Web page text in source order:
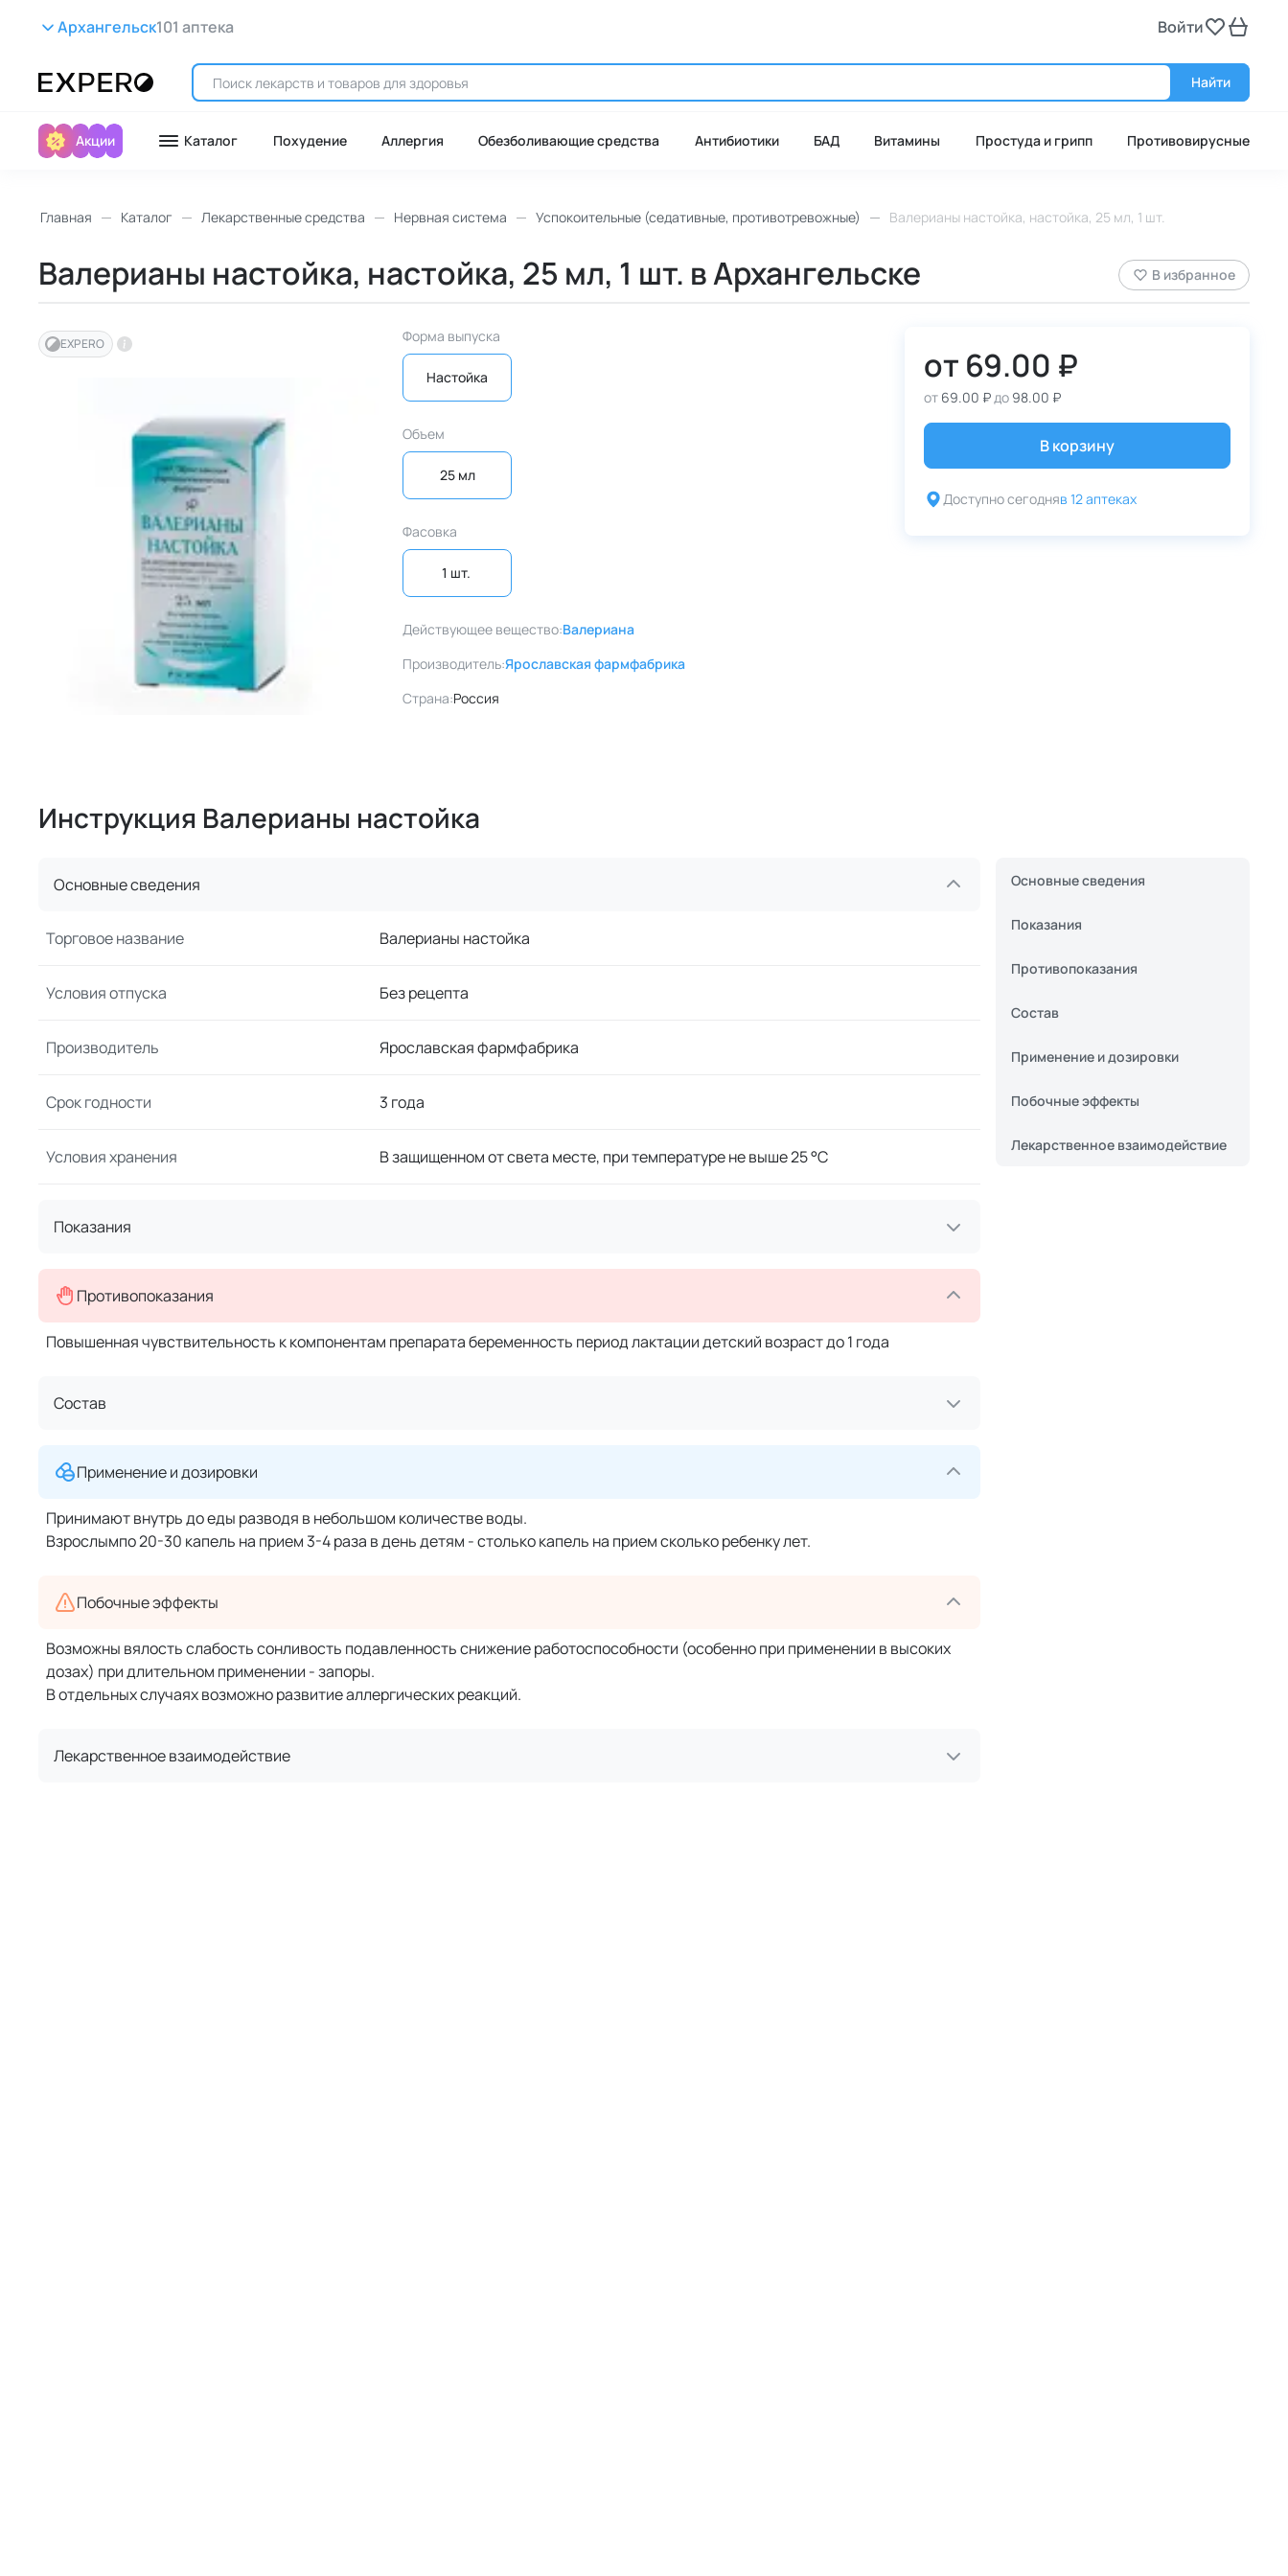
Архангельск101 аптека Войти
Найти
Акции Каталог Похудение Аллергия Обезболивающие средства Антибиотики БАД Витамины Простуда и грипп Противовирусные
Главная Каталог Лекарственные средства Нервная система Успокоительные (седативные, противотревожные) Валерианы настойка, настойка, 25 мл, 1 шт.
Валерианы настойка, настойка, 25 мл, 1 шт. в Архангельске В избранное
EXPERO Форма выпуска
Настойка
Объем
25 мл
Фасовка
1 шт.
Действующее вещество:Валериана
Производитель:Ярославская фармфабрика
Страна:Россия
от 69.00 ₽
от 69.00 ₽до 98.00 ₽
В корзину
Доступно сегодняв 12 аптеках
Инструкция Валерианы настойка
Основные сведения
Торговое название Валерианы настойка
Условия отпуска Без рецепта
Производитель Ярославская фармфабрика
Срок годности 3 года
Условия хранения В защищенном от света месте, при температуре не выше 25 °C
Показания
Противопоказания
Повышенная чувствительность к компонентам препарата беременность период лактации детский возраст до 1 года
Состав
Применение и дозировки
Принимают внутрь до еды разводя в небольшом количестве воды.
Взрослымпо 20-30 капель на прием 3-4 раза в день детям - столько капель на прием сколько ребенку лет.
Побочные эффекты
Возможны вялость слабость сонливость подавленность снижение работоспособности (особенно при применении в высоких
дозах) при длительном применении - запоры.
В отдельных случаях возможно развитие аллергических реакций.
Лекарственное взаимодействие
Основные сведения
Показания
Противопоказания
Состав
Применение и дозировки
Побочные эффекты
Лекарственное взаимодействие